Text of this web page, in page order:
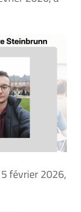
février 2026,